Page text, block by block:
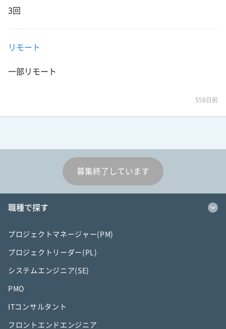
3回
リモート
一部リモート
558日前
募集終了しています
職種で探す
プロジェクトマネージャー(PM)
プロジェクトリーダー(PL)
システムエンジニア(SE)
PMO
ITコンサルタント
フロントエンドエンジニア